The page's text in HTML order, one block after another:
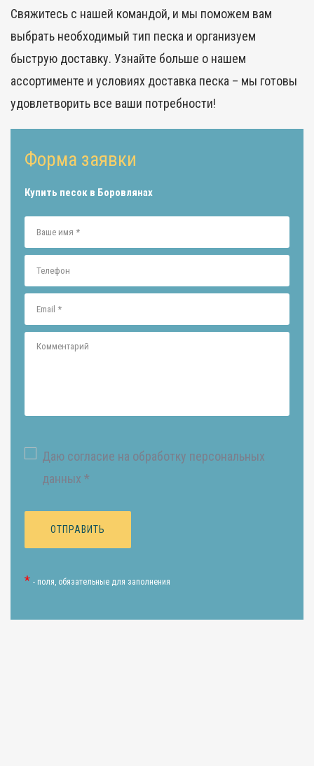
Свяжитесь с нашей командой, и мы поможем вам
выбрать необходимый тип песка и организуем
быструю доставку. Узнайте больше о нашем
ассортименте и условиях доставка песка – мы готовы
удовлетворить все ваши потребности!
Форма заявки
Купить песок в Боровлянах
Даю согласие на обработку персональных
данных *
* - поля, обязательные для заполнения